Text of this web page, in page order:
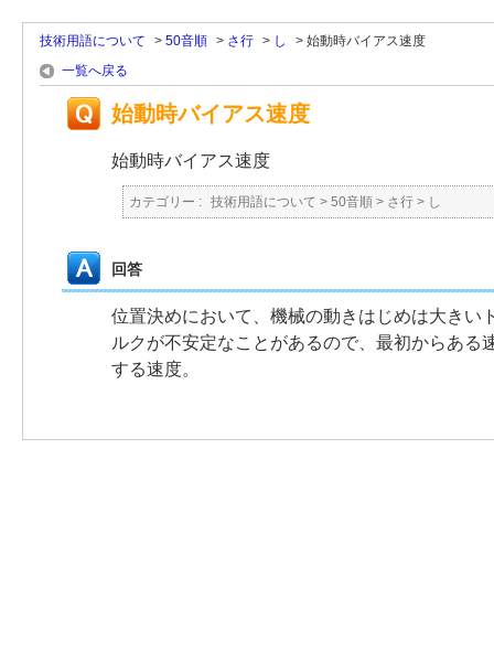
技術用語について > 50音順 > さ行 > し > 始動時バイアス速度
一覧へ戻る
始動時バイアス速度
始動時バイアス速度
カテゴリー : 技術用語について > 50音順 > さ行 > し
回答
位置決めにおいて、機械の動きはじめは大きい
ルクが不安定なことがあるので、最初からあ
する速度。